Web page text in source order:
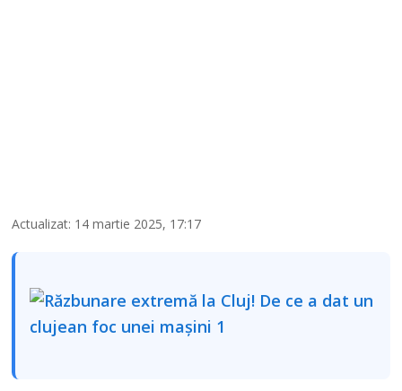
Actualizat: 14 martie 2025, 17:17